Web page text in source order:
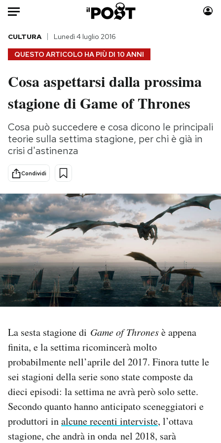
Auto
HOME
Italia
Politica
Tecnologia
Internet
Scienza
Cultura
Economia
Sport
Moda
Consumismi
Storie/Idee
Ok Boomer!
Mondiali calcio 2026
PODCAST
NEWSLETTER
I MIEI PREFERITI
SHOP
AREA PERSONALE
Area Personale
Newsletter
QUESTO ARTICOLO HA PIÙ DI 10 ANNI
CULTURA Lunedì 4 luglio 2016
Cosa aspettarsi dalla prossima
stagione di Game of Thrones
Cosa può succedere e cosa dicono le principali
teorie sulla settima stagione, per chi è già in
crisi d'astinenza
Condividi
La sesta stagione di Game of Thronesè appena
finita, e la settima ricomincerà molto
probabilmente nell’aprile del 2017. Finora tutte le
sei stagioni della serie sono state composte da
dieci episodi: la settima ne avrà però solo sette.
Secondo quanto hanno anticipato sceneggiatori e
produttori inalcune recenti interviste, l’ottava
stagione, che andrà in onda nel 2018, sarà